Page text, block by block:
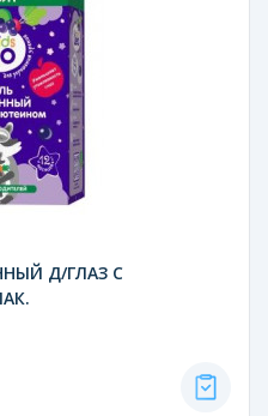
Д/ГЛАЗ С